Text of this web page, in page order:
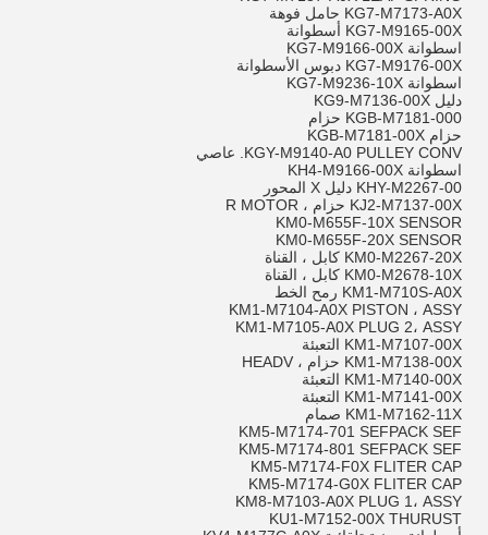
KG7-M7173-A0X حامل فوهة
KG7-M9165-00X أسطوانة
اسطوانة KG7-M9166-00X
KG7-M9176-00X دبوس الأسطوانة
اسطوانة KG7-M9236-10X
دليل KG9-M7136-00X
KGB-M7181-000 حزام
حزام KGB-M7181-00X
KGY-M9140-A0 PULLEY CONV. عاصي
اسطوانة KH4-M9166-00X
KHY-M2267-00 دليل X المحور
KJ2-M7137-00X حزام ، R MOTOR
KM0-M655F-10X SENSOR
KM0-M655F-20X SENSOR
KM0-M2267-20X كابل ، القناة
KM0-M2678-10X كابل ، القناة
KM1-M710S-A0X رمح الخط
KM1-M7104-A0X PISTON ، ASSY
KM1-M7105-A0X PLUG 2، ASSY
KM1-M7107-00X التعبئة
KM1-M7138-00X حزام ، HEADV
KM1-M7140-00X التعبئة
KM1-M7141-00X التعبئة
KM1-M7162-11X صمام
KM5-M7174-701 SEFPACK SEF
KM5-M7174-801 SEFPACK SEF
KM5-M7174-F0X FLITER CAP
KM5-M7174-G0X FLITER CAP
KM8-M7103-A0X PLUG 1، ASSY
KU1-M7152-00X THURUST